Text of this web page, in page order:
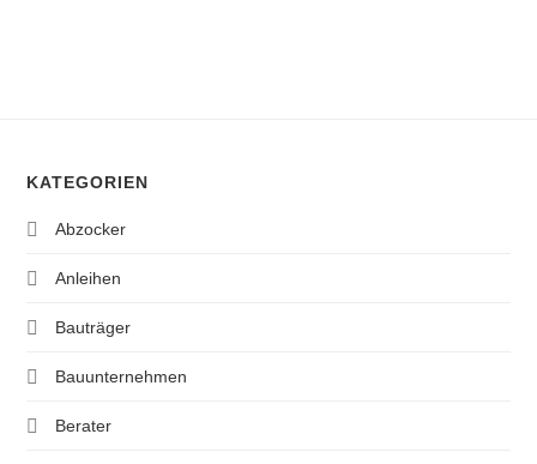
KATEGORIEN
Abzocker
Anleihen
Bauträger
Bauunternehmen
Berater